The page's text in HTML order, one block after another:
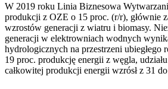
W 2019 roku Linia Biznesowa
produkcji z OZE o 15 proc. (r/r), głównie
wzrostów generacji z wiatru i biomasy.
generacji w elektrowniach wodnych
hydrologicznych na przestrzeni ubiegłego
19 proc. produkcję energii z węgla,
całkowitej produkcji energii wzrósł z 31